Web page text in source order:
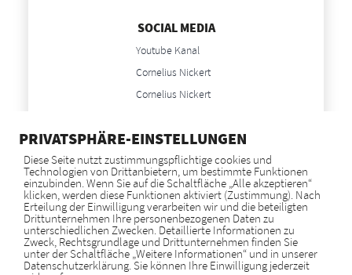
SOCIAL MEDIA
Youtube Kanal
Cornelius Nickert
Cornelius Nickert
Anne Nickert
NEWS
Blog
GOOGLE BEWERTUNGEN
PRIVATSPHÄRE-EINSTELLUNGEN
Diese Seite nutzt zustimmungspflichtige cookies und
Technologien von Drittanbietern, um bestimmte Funktionen
einzubinden. Wenn Sie auf die Schaltfläche „Alle akzeptieren“
klicken, werden diese Funktionen aktiviert (Zustimmung). Nach
Erteilung der Einwilligung verarbeiten wir und die beteiligten
Drittunternehmen Ihre personenbezogenen Daten zu
unterschiedlichen Zwecken. Detaillierte Informationen zu
Zweck, Rechtsgrundlage und Drittunternehmen finden Sie
unter der Schaltfläche „Weitere Informationen“ und in unserer
Datenschutzerklärung. Sie können Ihre Einwilligung jederzeit